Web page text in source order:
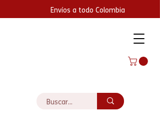
Envíos a todo Colombia